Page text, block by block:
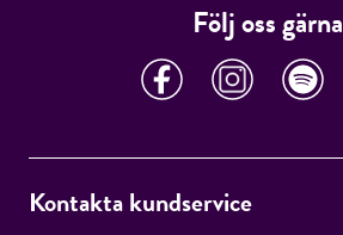
Jag accepterar villkoren.
ÅNGRA OCH STÄNG
Följ oss gärna
Kontakta kundservice